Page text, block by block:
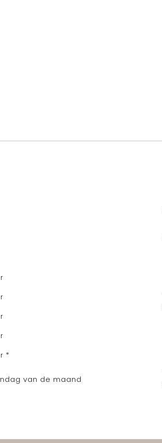
*
van de maand